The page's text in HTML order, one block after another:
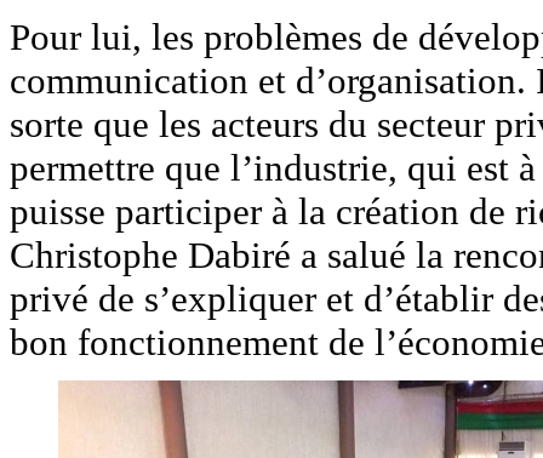
Pour lui, les problèmes de
communication et
sorte que les acteurs du secteur
permettre que l’industrie, qui est
puisse participer à la création de
Christophe Dabiré a salué la
privé de s’expliquer et d’établir
bon fonctionnement de